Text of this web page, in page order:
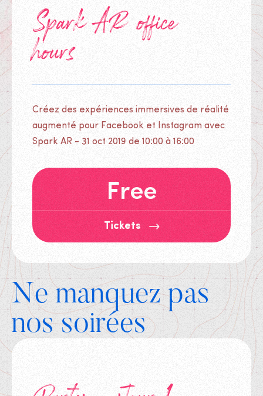
Spark AR office
hours
Créez des expériences immersives de réalité
augmenté pour Facebook et Instagram avec
Spark AR - 31 oct 2019 de 10:00 à 16:00
Free
Tickets
Ne manquez pas
nos soirées
Tickets